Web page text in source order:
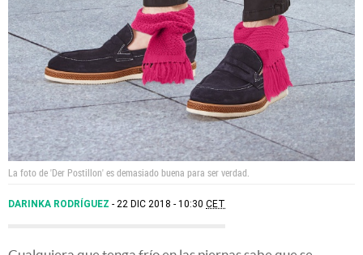
La foto de 'Der Postillon' es demasiado buena para ser verdad.
DARINKA RODRÍGUEZ 22 DIC 2018 - 10:30 CET